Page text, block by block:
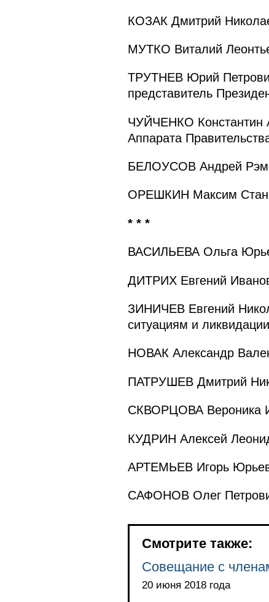
КОЗАК Дмитрий
МУТКО Виталий
ТРУТНЕВ Юрий
представитель
ЧУЙЧЕНКО Константин
Аппарата
БЕЛОУСОВ Андрей
ОРЕШКИН Максим
* * *
ВАСИЛЬЕВА Ольга
ДИТРИХ Евгений
ЗИНИЧЕВ Евгений
ситуациям и
НОВАК Александр
ПАТРУШЕВ Дмитрий
СКВОРЦОВА Вероника
КУДРИН Алексей
АРТЕМЬЕВ Игорь
САФОНОВ Олег
Смотрите также:
Совещание с
20 июня 2018 года